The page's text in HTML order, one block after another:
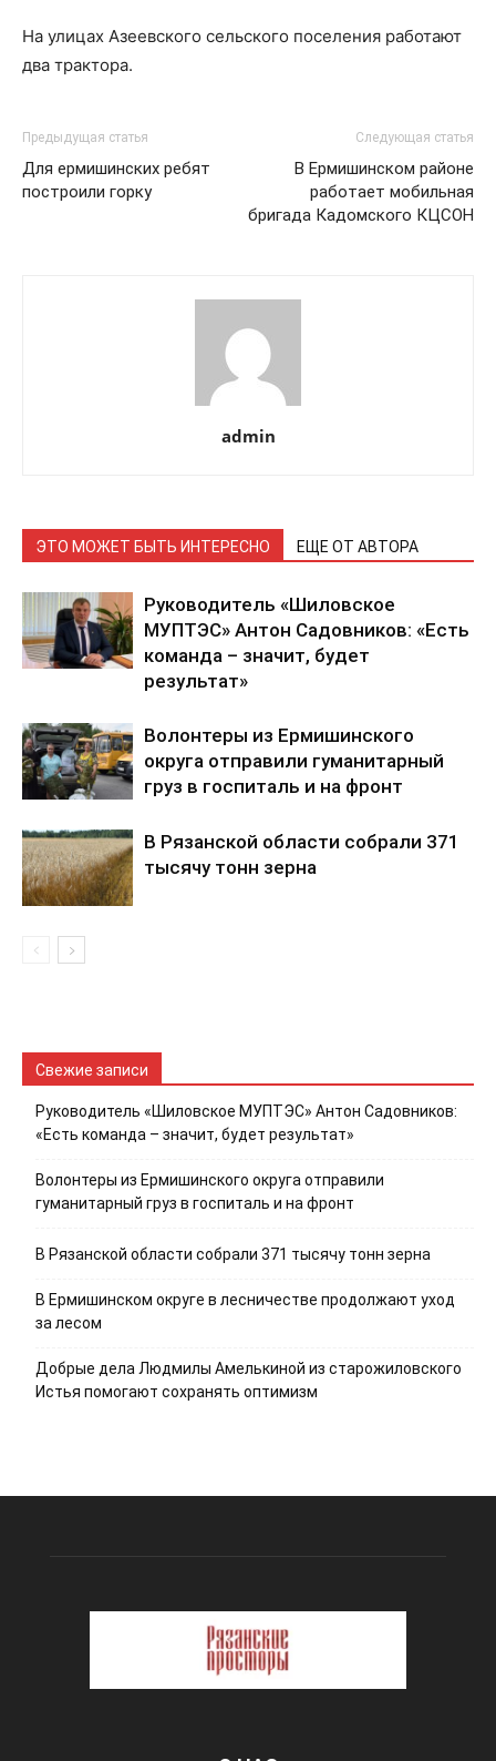
На улицах Азеевского сельского поселения работают
два трактора.
Предыдущая статья
Для ермишинских ребят
построили горку
Следующая статья
В Ермишинском районе
работает мобильная
бригада Кадомского КЦСОН
admin
ЭТО МОЖЕТ БЫТЬ ИНТЕРЕСНО ЕЩЕ ОТ АВТОРА
Руководитель «Шиловское
МУПТЭС» Антон Садовников: «Есть
команда – значит, будет
результат»
Волонтеры из Ермишинского
округа отправили гуманитарный
груз в госпиталь и на фронт
В Рязанской области собрали 371
тысячу тонн зерна
Свежие записи
Руководитель «Шиловское МУПТЭС» Антон Садовников:
«Есть команда – значит, будет результат»
Волонтеры из Ермишинского округа отправили
гуманитарный груз в госпиталь и на фронт
В Рязанской области собрали 371 тысячу тонн зерна
В Ермишинском округе в лесничестве продолжают уход
за лесом
Добрые дела Людмилы Амелькиной из старожиловского
Истья помогают сохранять оптимизм